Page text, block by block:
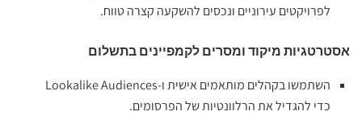
לפרויקטים עירוניים ונכסים להשקעה קצרה טווח.
אסטרטגיות מיקוד ומסרים לקמפיינים בתשלום
השתמשו בקהלים מותאמים אישית ו‑Lookalike Audiences
כדי להגדיל את הרלוונטיות של הפרסומים.